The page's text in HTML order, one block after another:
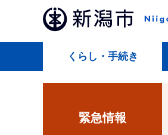
ペ
くらし・手続き
緊急情報